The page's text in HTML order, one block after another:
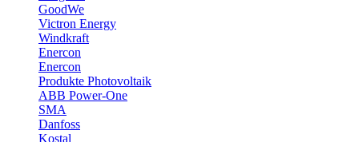
GoodWe
Victron Energy
Windkraft
Enercon
Enercon
Produkte Photovoltaik
ABB Power-One
SMA
Danfoss
Kostal